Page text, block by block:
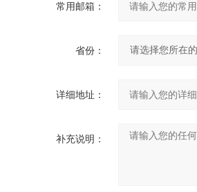
常用邮箱：
省份：
详细地址：
补充说明：